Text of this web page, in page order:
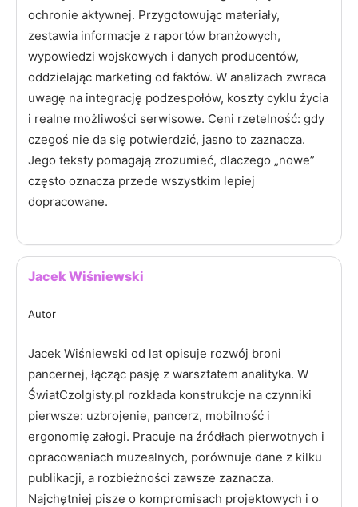
ochronie aktywnej. Przygotowując materiały,
zestawia informacje z raportów branżowych,
wypowiedzi wojskowych i danych producentów,
oddzielając marketing od faktów. W analizach zwraca
uwagę na integrację podzespołów, koszty cyklu życia
i realne możliwości serwisowe. Ceni rzetelność: gdy
czegoś nie da się potwierdzić, jasno to zaznacza.
Jego teksty pomagają zrozumieć, dlaczego „nowe”
często oznacza przede wszystkim lepiej
dopracowane.
Jacek Wiśniewski
Autor
Jacek Wiśniewski od lat opisuje rozwój broni
pancernej, łącząc pasję z warsztatem analityka. W
ŚwiatCzolgisty.pl rozkłada konstrukcje na czynniki
pierwsze: uzbrojenie, pancerz, mobilność i
ergonomię załogi. Pracuje na źródłach pierwotnych i
opracowaniach muzealnych, porównuje dane z kilku
publikacji, a rozbieżności zawsze zaznacza.
Najchętniej pisze o kompromisach projektowych i o